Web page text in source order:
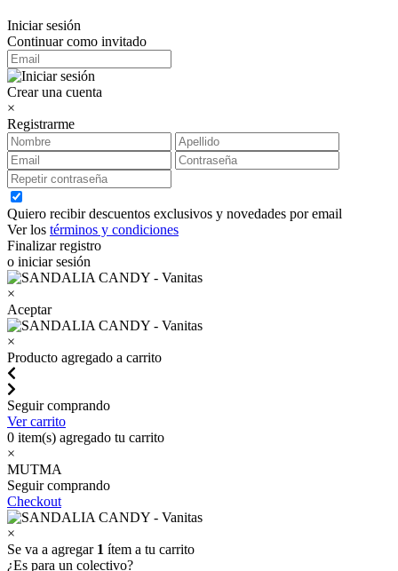
Iniciar sesión
Continuar como invitado
Crear una cuenta
×
Registrarme
Quiero recibir descuentos exclusivos y novedades por email
Ver los términos y condiciones
Finalizar registro
o iniciar sesión
×
Aceptar
×
Producto agregado a carrito
Seguir comprando
Ver carrito
0 item(s) agregado tu carrito
×
MUTMA
Seguir comprando
Checkout
×
Se va a agregar 1 ítem a tu carrito
¿Es para un colectivo?